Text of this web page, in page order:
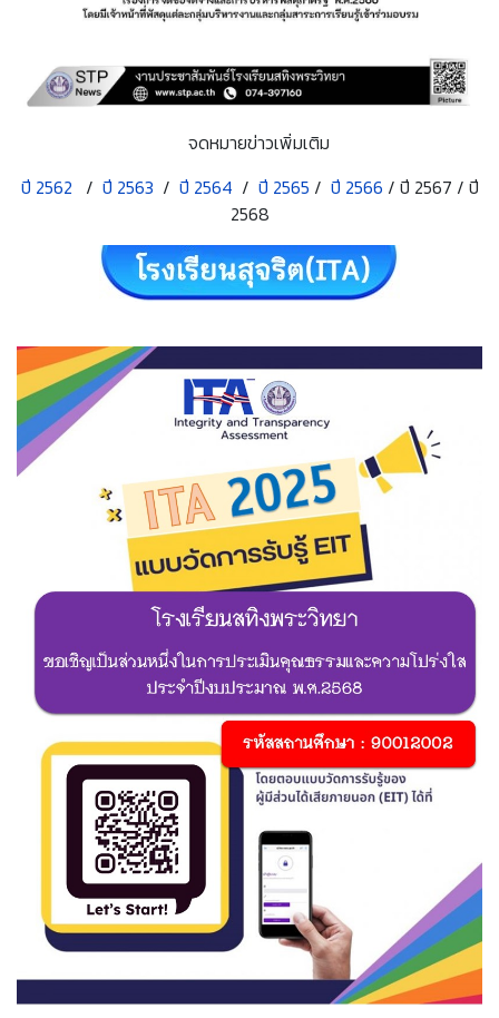
จดหมายข่าวเพิ่มเติม
ปี 2562 / ปี 2563 / ปี 2564 / ปี 2565 / ปี 2566 / ปี 2567 / ปี
2568